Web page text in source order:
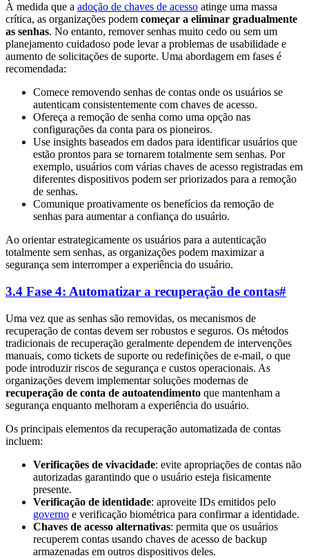
À medida que a adoção de chaves de acesso atinge uma massa
crítica, as organizações podem começar a eliminar gradualmente
as senhas. No entanto, remover senhas muito cedo ou sem um
planejamento cuidadoso pode levar a problemas de usabilidade e
aumento de solicitações de suporte. Uma abordagem em fases é
recomendada:
Comece removendo senhas de contas onde os usuários se
autenticam consistentemente com chaves de acesso.
Ofereça a remoção de senha como uma opção nas
configurações da conta para os pioneiros.
Use insights baseados em dados para identificar usuários que
estão prontos para se tornarem totalmente sem senhas. Por
exemplo, usuários com várias chaves de acesso registradas em
diferentes dispositivos podem ser priorizados para a remoção
de senhas.
Comunique proativamente os benefícios da remoção de
senhas para aumentar a confiança do usuário.
Ao orientar estrategicamente os usuários para a autenticação
totalmente sem senhas, as organizações podem maximizar a
segurança sem interromper a experiência do usuário.
3.4 Fase 4: Automatizar a recuperação de contas#
Uma vez que as senhas são removidas, os mecanismos de
recuperação de contas devem ser robustos e seguros. Os métodos
tradicionais de recuperação geralmente dependem de intervenções
manuais, como tickets de suporte ou redefinições de e-mail, o que
pode introduzir riscos de segurança e custos operacionais. As
organizações devem implementar soluções modernas de
recuperação de conta de autoatendimento que mantenham a
segurança enquanto melhoram a experiência do usuário.
Os principais elementos da recuperação automatizada de contas
incluem:
Verificações de vivacidade: evite apropriações de contas não
autorizadas garantindo que o usuário esteja fisicamente
presente.
Verificação de identidade: aproveite IDs emitidos pelo
governo e verificação biométrica para confirmar a identidade.
Chaves de acesso alternativas: permita que os usuários
recuperem contas usando chaves de acesso de backup
armazenadas em outros dispositivos deles.